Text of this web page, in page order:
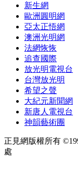
新生網
歐洲圓明網
亞太正悟網
澳洲光明網
法網恢恢
追查國際
放光明電視台
台灣放光明
希望之聲
大紀元新聞網
新唐人電視台
神韻藝術團
正見網版權所有
處